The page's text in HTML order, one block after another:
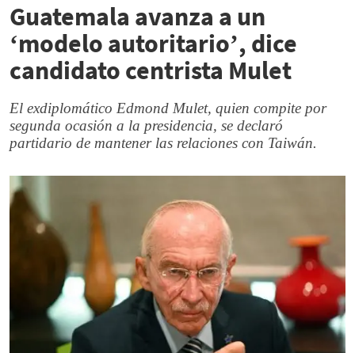
Guatemala avanza a un
‘modelo autoritario’, dice
candidato centrista Mulet
El exdiplomático Edmond Mulet, quien compite por
segunda ocasión a la presidencia, se declaró
partidario de mantener las relaciones con Taiwán.